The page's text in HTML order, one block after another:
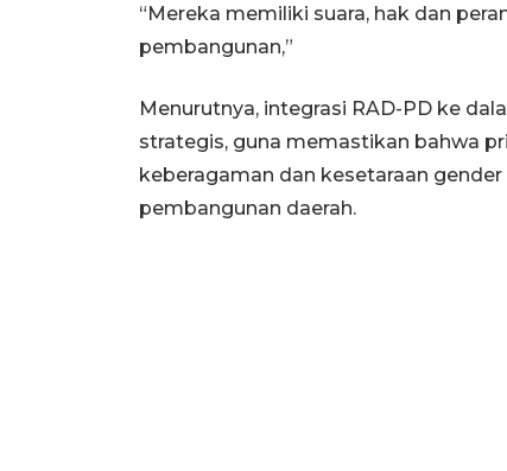
“Mereka memiliki suara, hak dan
pembangunan,”
Menurutnya, integrasi RAD-PD ke
strategis, guna memastikan bahwa
keberagaman dan kesetaraan
pembangunan daerah.